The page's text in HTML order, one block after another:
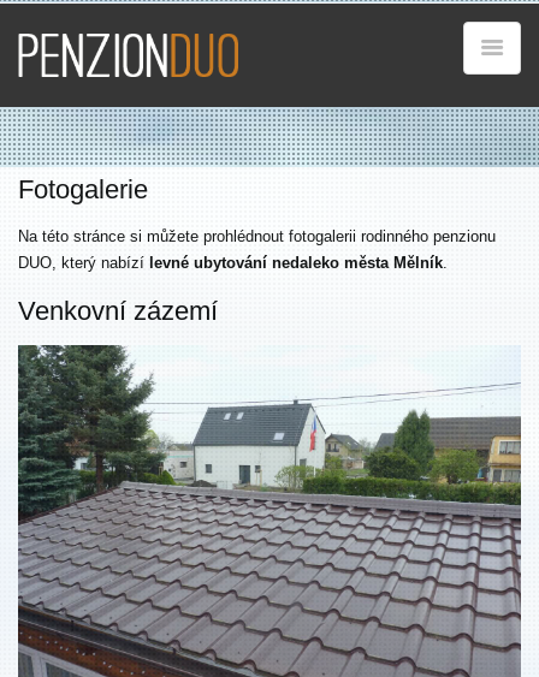
Fotogalerie
Na této stránce si můžete prohlédnout fotogalerii rodinného penzionu
DUO, který nabízí levné ubytování nedaleko města Mělník.
Venkovní zázemí